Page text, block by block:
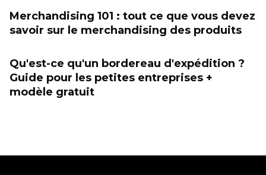
Merchandising 101 : tout ce que vous devez
savoir sur le merchandising des produits
Qu'est-ce qu'un bordereau d'expédition ?
Guide pour les petites entreprises +
modèle gratuit